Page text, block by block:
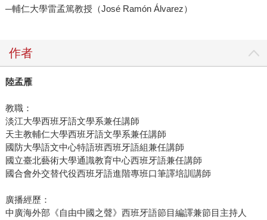
─輔仁大學雷孟篤教授（José Ramón Álvarez）
作者
陸孟雁
教職：
淡江大學西班牙語文學系兼任講師
天主教輔仁大學西班牙語文學系兼任講師
國防大學語文中心特語班西班牙語組兼任講師
國立臺北藝術大學通識教育中心西班牙語兼任講師
國合會外交替代役西班牙語進階專班口筆譯培訓講師
廣播經歷：
中廣海外部《自由中國之聲》西班牙語節目編譯兼節目主持人